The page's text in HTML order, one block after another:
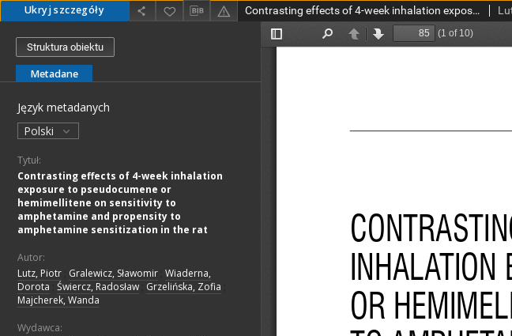
Ukryj szczegóły Contrasting effects of 4-week inhalation exposure to pseudocumene or hemimellitene on sensitivity to amphetamine and propensity to amphetamine sensitization in the rat
Struktura obiektu
Metadane
Język metadanych
Polski
Tytuł:
Contrasting effects of 4-week inhalation
exposure to pseudocumene or
hemimellitene on sensitivity to
amphetamine and propensity to
amphetamine sensitization in the rat
Autor:
Lutz, Piotr Gralewicz, Sławomir Wiaderna,
Dorota Świercz, Radosław Grzelińska, Zofia
Majcherek, Wanda
Wydawca: